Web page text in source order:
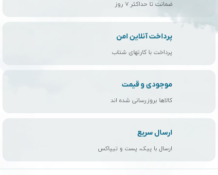
ضمانت تا حداکثر ۷ روز
پرداخت آنلاین امن
پرداخت با کارتهای شتاب
موجودی و قیمت
کالاها بروزرسانی شده اند
ارسال سریع
ارسال با پیک، پست و تیپاکس